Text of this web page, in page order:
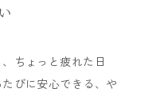
ちょっと疲れた日
びに安心できる、や